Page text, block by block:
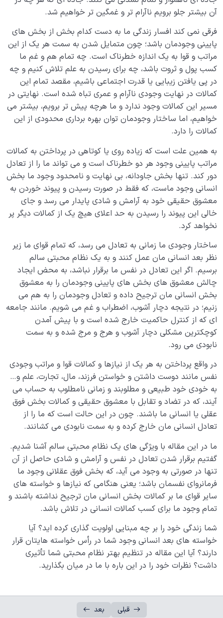
آن بیشتر جلو برویم ناآرام تر و غمگین تر خواهیم شد.
فرقی نمی کند افسار زندگی ما به دست کدام بخش از بخش های
پایینی وجودمان باشد؛ چون متمایل شدن به سمت هر یک از این
مراتب و قوا به یک اندازه خطرناک است. چه تمام هم و غم ما
کسب پول و ثروت باشد، چه برای رسیدن به علم تلاش کنیم و چه
در پی یافتن زیبایی یا قدرت اجتماعی باشیم، مقصد تمام این
کمالات در نهایت وجودی ناآرام و عمری تباه شده است. نهایتی در
مسیر این کمالات وجود ندارد و ما هرچه پیش تر برویم، بیشتر می
خواهیم، اما ساختار وجودمان توان بهره برداری محدودی از این
کمالات را دارد.
به همین علت است که زیاده روی یا کوتاهی در پرداختن به کمالات
مراتب پایینی وجود هر دو خطرناک است و می تواند ما را از تعادل
دور کند. تنها بخش جاودانه، بی نهایت و نامحدود وجود ما بخش
انسانی وجود ماست، که فقط در صورت رسیدن و پیوند خوردن به
معشوق حقیقی خود به آرامش و شادی پایدار می رسد و جای
خالی این پیوند را رسیدن به حد اعلای هیچ یک از کمالات دیگر پر
نخواهد کرد.
ساختار وجودی ما زمانی به تعادل می رسد، که تمام قوای ما زیر
نظر بعد انسانی مان عمل کنند و به یک نظام محبتی سالم
برسیم. اگر این تعادل در نفس ما برقرار نباشد، به محض ایجاد
چالش معشوق های بخش های پایینی وجودمان را به معشوق
بخش انسانی مان ترجیح داده و تعادل وجودمان را به هم می
زنیم؛ در نتیجه دچار آشوب، اضطراب و غم می شویم. مانند جامعه
ای که از کنترل حاکمیت خارج شده است و با پیش آمدن
کوچکترین مشکلی دچار آشوب و هرج و مرج شده و به سمت
نابودی می رود.
در واقع پرداختن به هر یک از نیازها و کمالات قوا و مراتب وجودی
نفس مانند دوست داشتن و خواستن فرزند، مال، تجارت، علم و…
به خودی خود طبیعی و مطلوبند و زمانی نامطلوب به حساب می
آیند، که در تضاد و تقابل با معشوق حقیقی و کمالات بخش فوق
عقلی یا انسانی ما باشند. چون در این حالت است که ما را از
تعادل انسانی مان خارج کرده و به سمت نابودی می کشانند.
ما در این مقاله با ویژگی های یک نظام محبتی سالم آشنا شدیم.
گفتیم برقرار شدن تعادل در نفس و آرامش و شادی حاصل از آن
تنها در صورتی به وجود می آید، که بخش فوق عقلانی وجود ما
فرمانروای نفسمان باشد؛ یعنی هنگامی که نیازها و خواسته های
سایر قوای ما بر کمالات بخش انسانی مان ترجیح نداشته باشند و
تمام وجود ما برای کسب کمالات انسانی در تلاش باشد.
شما زندگی خود را بر چه مبنایی اولویت گذاری کرده اید؟ آیا
خواسته های بعد انسانی وجود شما در رأس خواسته هایتان قرار
دارند؟ آیا این مقاله در تنظیم بهتر نظام محبتی شما تأثیری
داشت؟ نظرات خود را در این باره با ما در میان بگذارید.
قبلی بعد